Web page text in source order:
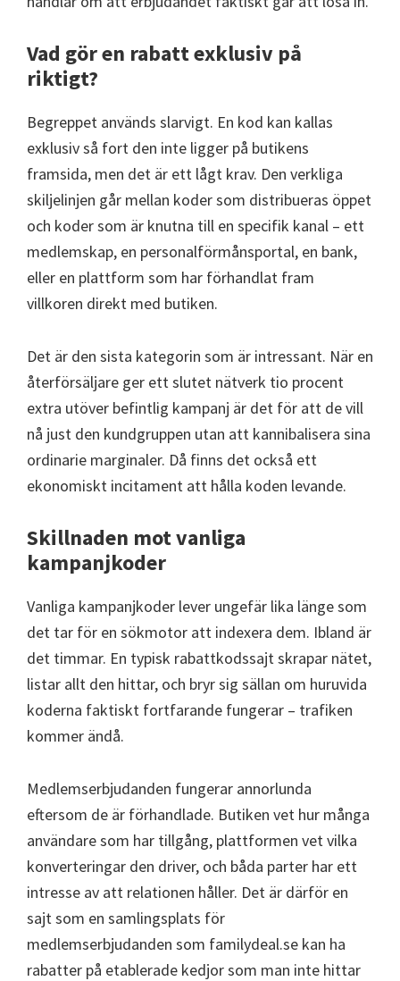
Vad gör en rabatt exklusiv på
riktigt?
Begreppet används slarvigt. En kod kan kallas
exklusiv så fort den inte ligger på butikens
framsida, men det är ett lågt krav. Den verkliga
skiljelinjen går mellan koder som distribueras öppet
och koder som är knutna till en specifik kanal – ett
medlemskap, en personalförmånsportal, en bank,
eller en plattform som har förhandlat fram
villkoren direkt med butiken.
Det är den sista kategorin som är intressant. När en
återförsäljare ger ett slutet nätverk tio procent
extra utöver befintlig kampanj är det för att de vill
nå just den kundgruppen utan att kannibalisera sina
ordinarie marginaler. Då finns det också ett
ekonomiskt incitament att hålla koden levande.
Skillnaden mot vanliga
kampanjkoder
Vanliga kampanjkoder lever ungefär lika länge som
det tar för en sökmotor att indexera dem. Ibland är
det timmar. En typisk rabattkodssajt skrapar nätet,
listar allt den hittar, och bryr sig sällan om huruvida
koderna faktiskt fortfarande fungerar – trafiken
kommer ändå.
Medlemserbjudanden fungerar annorlunda
eftersom de är förhandlade. Butiken vet hur många
användare som har tillgång, plattformen vet vilka
konverteringar den driver, och båda parter har ett
intresse av att relationen håller. Det är därför en
sajt som en samlingsplats för
medlemserbjudanden som familydeal.se kan ha
rabatter på etablerade kedjor som man inte hittar